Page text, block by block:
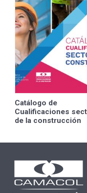
Catálogo de
Cualificaciones
de la construcción